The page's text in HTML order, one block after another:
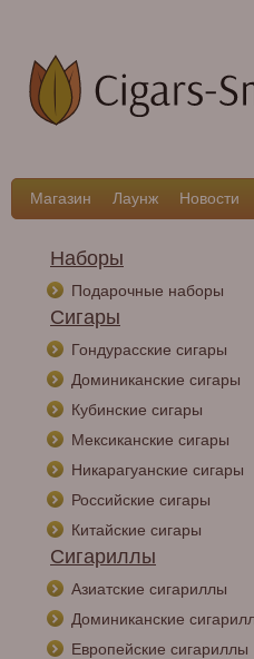
Магазин Лаунж Новости
Наборы
Подарочные наборы
Сигары
Гондурасские сигары
Доминиканские сигары
Кубинские сигары
Мексиканские сигары
Никарагуанские сигары
Российские сигары
Китайские сигары
Сигариллы
Азиатские сигариллы
Доминиканские
Европейские сигариллы